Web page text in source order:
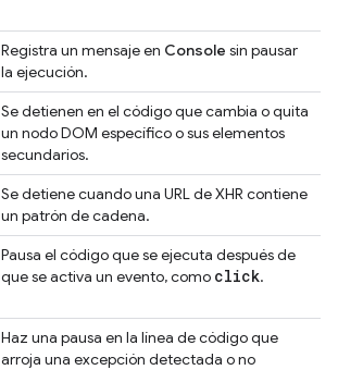
Registra un mensaje en Console sin pausar
la ejecución.
Se detienen en el código que cambia o quita
un nodo DOM específico o sus elementos
secundarios.
Se detiene cuando una URL de XHR contiene
un patrón de cadena.
Pausa el código que se ejecuta después de
que se activa un evento, como click.
Haz una pausa en la línea de código que
arroja una excepción detectada o no